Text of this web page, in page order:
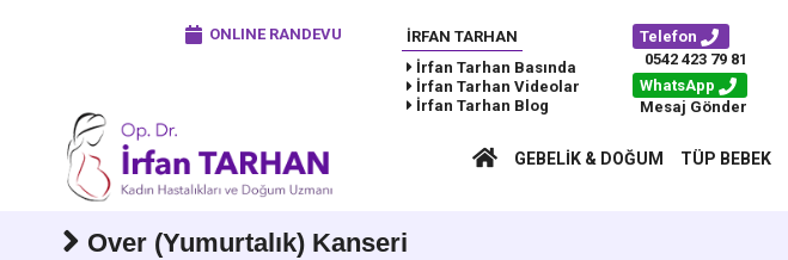
ONLINE RANDEVU
İRFAN TARHAN
İrfan Tarhan Basında
İrfan Tarhan Videolar
İrfan Tarhan Blog
Telefon
0542 423 79 81
WhatsApp
Mesaj Gönder
GEBELIK & DOĞUM TÜP BEBEK
Over (Yumurtalık) Kanseri